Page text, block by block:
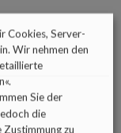
Cookies, Server-
Wir nehmen den
«.
Sie der
die
zu